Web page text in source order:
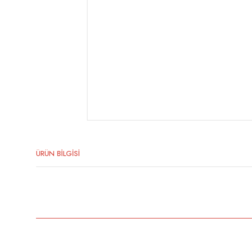
ÜRÜN BİLGİSİ